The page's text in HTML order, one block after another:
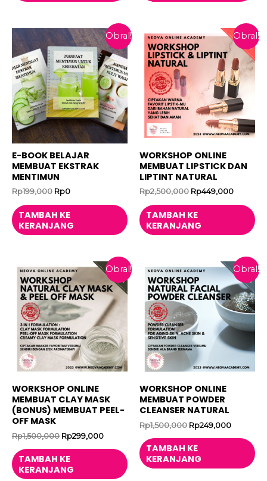
Obral!
E-BOOK BELAJAR
MEMBUAT EKSTRAK
MENTIMUN
Rp199,000 Harga
adalah:
Rp199,000.
Rp0Harga
ini
adalah:
Rp0.
TAMBAH KE
KERANJANG
Obral!
WORKSHOP ONLINE
MEMBUAT LIPSTICK DAN
LIPTINT NATURAL
Rp2,500,000 Harga
adalah:
Rp2,500,000.
Rp449,000Harga
adalah:
TAMBAH KE
KERANJANG
Obral!
WORKSHOP ONLINE
MEMBUAT CLAY MASK
(BONUS) MEMBUAT PEEL-
OFF MASK
Rp1,500,000 Harga
adalah:
Rp1,500,000.
Rp299,000Harga
adalah:
Rp299,000.
TAMBAH KE
KERANJANG
Obral!
WORKSHOP ONLINE
MEMBUAT POWDER
CLEANSER NATURAL
Rp1,500,000 Harga
adalah:
Rp1,500,000.
Rp249,000Harga
adalah:
TAMBAH KE
KERANJANG